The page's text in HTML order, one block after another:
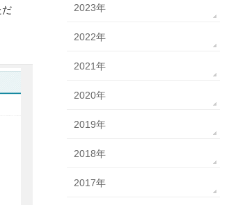
だ
2023年
2022年
2021年
2020年
2019年
2018年
2017年